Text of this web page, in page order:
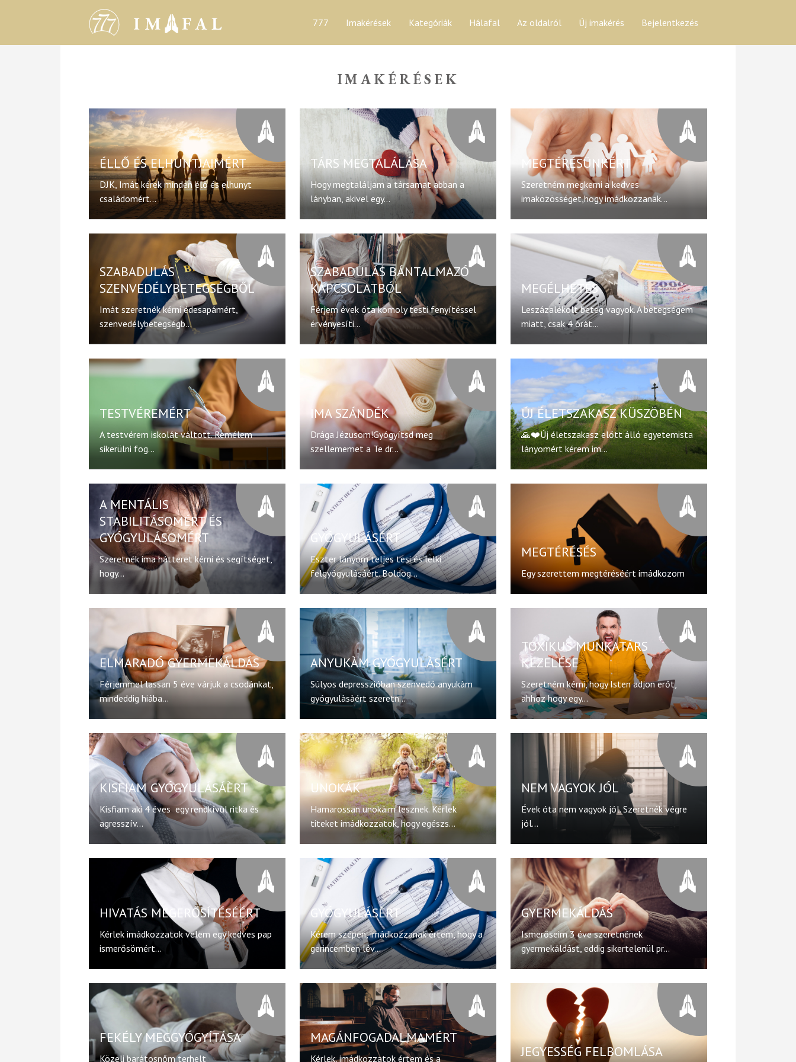
777 Imakérések Kategóriák Hálafal Az oldalról Új imakérés Bejelentkezés
IMAKÉRÉSEK
ÉLLŐ ÉS ELHUNTJAIMÉRT
DJK, Imát kérek minden élő és elhunyt
családomért...
TÁRS MEGTALÁLÁSA
Hogy megtaláljam a társamat abban a
lányban, akivel egy...
MEGTÉRÉSÜNKÉRT
Szeretném megkerni a kedves
imaközösséget,hogy imádkozzanak...
SZABADULÁS
SZENVEDÉLYBETEGSÉGBŐL
Imát szeretnék kérni édesapámért,
szenvedélybetegségb...
SZABADULÁS BÁNTALMAZÓ
KAPCSOLATBÓL
Férjem évek óta komoly testi fenyítéssel
érvényesíti...
MEGÉLHETÉS
Leszázalékolt beteg vagyok. A betegségem
miatt, csak 4 órát...
TESTVÉREMÉRT
A testvérem iskolát váltott. Remélem
sikerülni fog...
IMA SZÁNDÉK
Drága Jézusom!Gyógyítsd meg
szellememet a Te dr...
ÚJ ÉLETSZAKASZ KÜSZÖBÉN
🙏❤️Új életszakasz előtt álló egyetemista
lányomért kérem im...
A MENTÁLIS
STABILITÁSOMÉRT ÉS
GYÓGYULÁSOMÉRT
Szeretnék ima hátteret kérni és segítséget,
hogy...
GYÓGYULÁSÉRT
Eszter lányom teljes tesi és lelki
felgyógyulásáért. Boldog...
MEGTÉRÉSÉS
Egy szerettem megtéréséért imádkozom
ELMARADÓ GYERMEKÁLDÁS
Férjemmel lassan 5 éve várjuk a csodánkat,
mindeddig hiába...
ANYUKÀM GYÓGYULÀSÉRT
Súlyos depresszióban szenvedő anyukàm
gyógyulàsàért szeretn...
TOXIKUS MUNKATÁRS
KEZELÉSE
Szeretném kérni, hogy Isten adjon erőt,
ahhoz hogy egy...
KISFIAM GYÓGYULÁSÁÈRT
Kisfiam aki 4 éves egy rendkívül ritka és
agresszív...
UNOKÁK
Hamarossan unokáim lesznek. Kérlek
titeket imádkozzatok, hogy egészs...
NEM VAGYOK JÓL
Évek óta nem vagyok jól. Szeretnék végre
jól...
HIVATÁS MEGERŐSÍTÉSÉÉRT
Kérlek imádkozzatok velem egy kedves pap
ismerősömért...
GYÓGYULÁSÈRT
Kérem szépen, imádkozzanak értem, hogy a
gerincemben lév...
GYERMEKÁLDÁS
Ismerőseim 3 éve szeretnének
gyermekáldást, eddig sikertelenül pr...
FEKÉLY MEGGYÓGYÍTÁSA
Közeli barátosnőm terhelt
MAGÁNFOGADALMAMÉRT
Kérlek, imádkozzatok értem és a JEGYESSÉG FELBOMLÁSA